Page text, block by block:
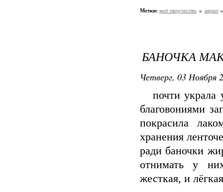
Метки: моё творчество акрил
БАНОЧКА
Четверг, 03 Ноября
почти украла
благовониями
покрасила
хранения
ради баночки
отнимать у
жесткая, и